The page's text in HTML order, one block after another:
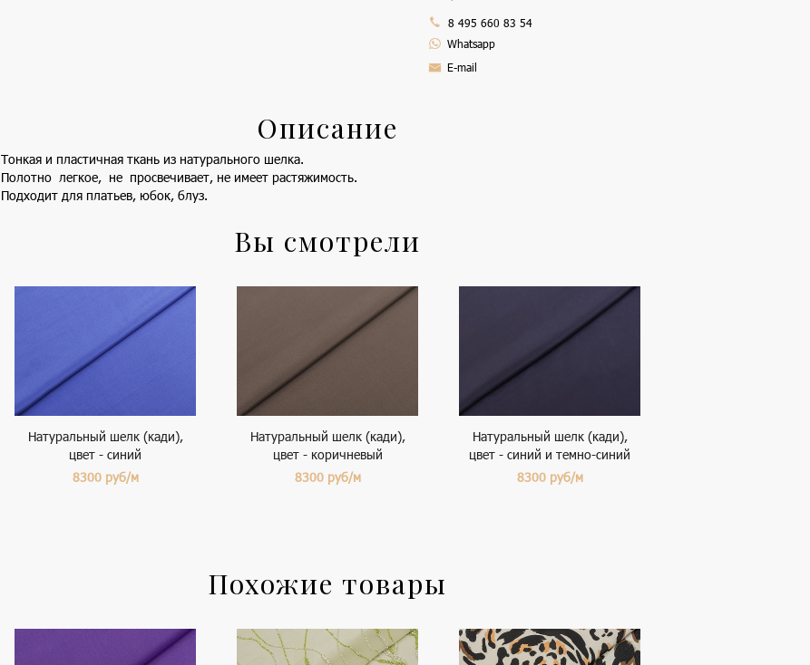
8 495 660 83 54
Whatsapp
E-mail
Описание
Тонкая и пластичная ткань из натурального шелка.
Полотно легкое, не просвечивает, не имеет растяжимость.
Подходит для платьев, юбок, блуз.
Вы смотрели
Натуральный шелк (кади),
цвет - синий
8300 руб/м
Натуральный шелк (кади),
цвет - коричневый
8300 руб/м
Натуральный шелк (кади),
цвет - синий и темно-синий
8300 руб/м
Похожие товары